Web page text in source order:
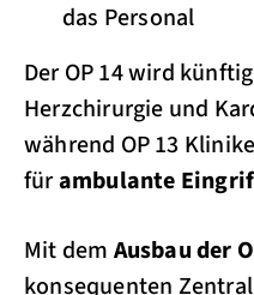
das Personal
Der OP 14 wird
Herzchirurgie und
während OP 13
fürambulante
Mit dem Ausbau der
konsequenten